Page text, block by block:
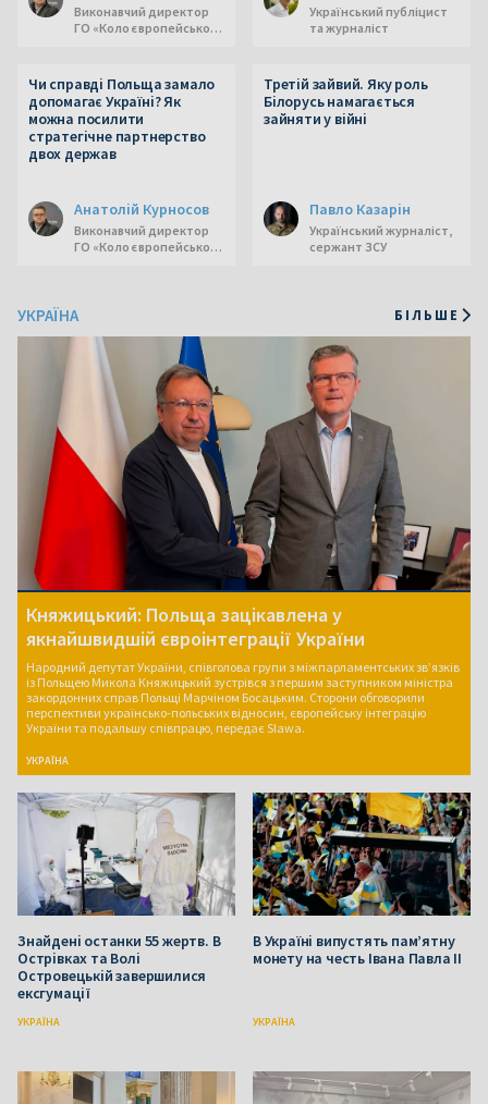
Виконавчий директор
ГО «Коло європейського
Український публіцист
та журналіст
Чи справді Польща замало
допомагає Україні? Як
можна посилити
стратегічне партнерство
двох держав
Анатолій Курносов
Виконавчий директор
ГО «Коло європейського
Третій зайвий. Яку роль
Білорусь намагається
зайняти у війні
Павло Казарін
Український журналіст,
сержант ЗСУ
УКРАЇНА БІЛЬШЕ
Княжицький: Польща зацікавлена у
якнайшвидшій євроінтеграції України
Народний депутат України, співголова групи з міжпарламентських зв’язків
із Польщею Микола Княжицький зустрівся з першим заступником міністра
закордонних справ Польщі Марчіном Босацьким. Сторони обговорили
перспективи українсько-польських відносин, європейську інтеграцію
України та подальшу співпрацю, передає Slawa.
УКРАЇНА
Знайдені останки 55 жертв. В
Острівках та Волі
Островецькій завершилися
ексгумації
УКРАЇНА
В Україні випустять пам’ятну
монету на честь Івана Павла ІІ
УКРАЇНА